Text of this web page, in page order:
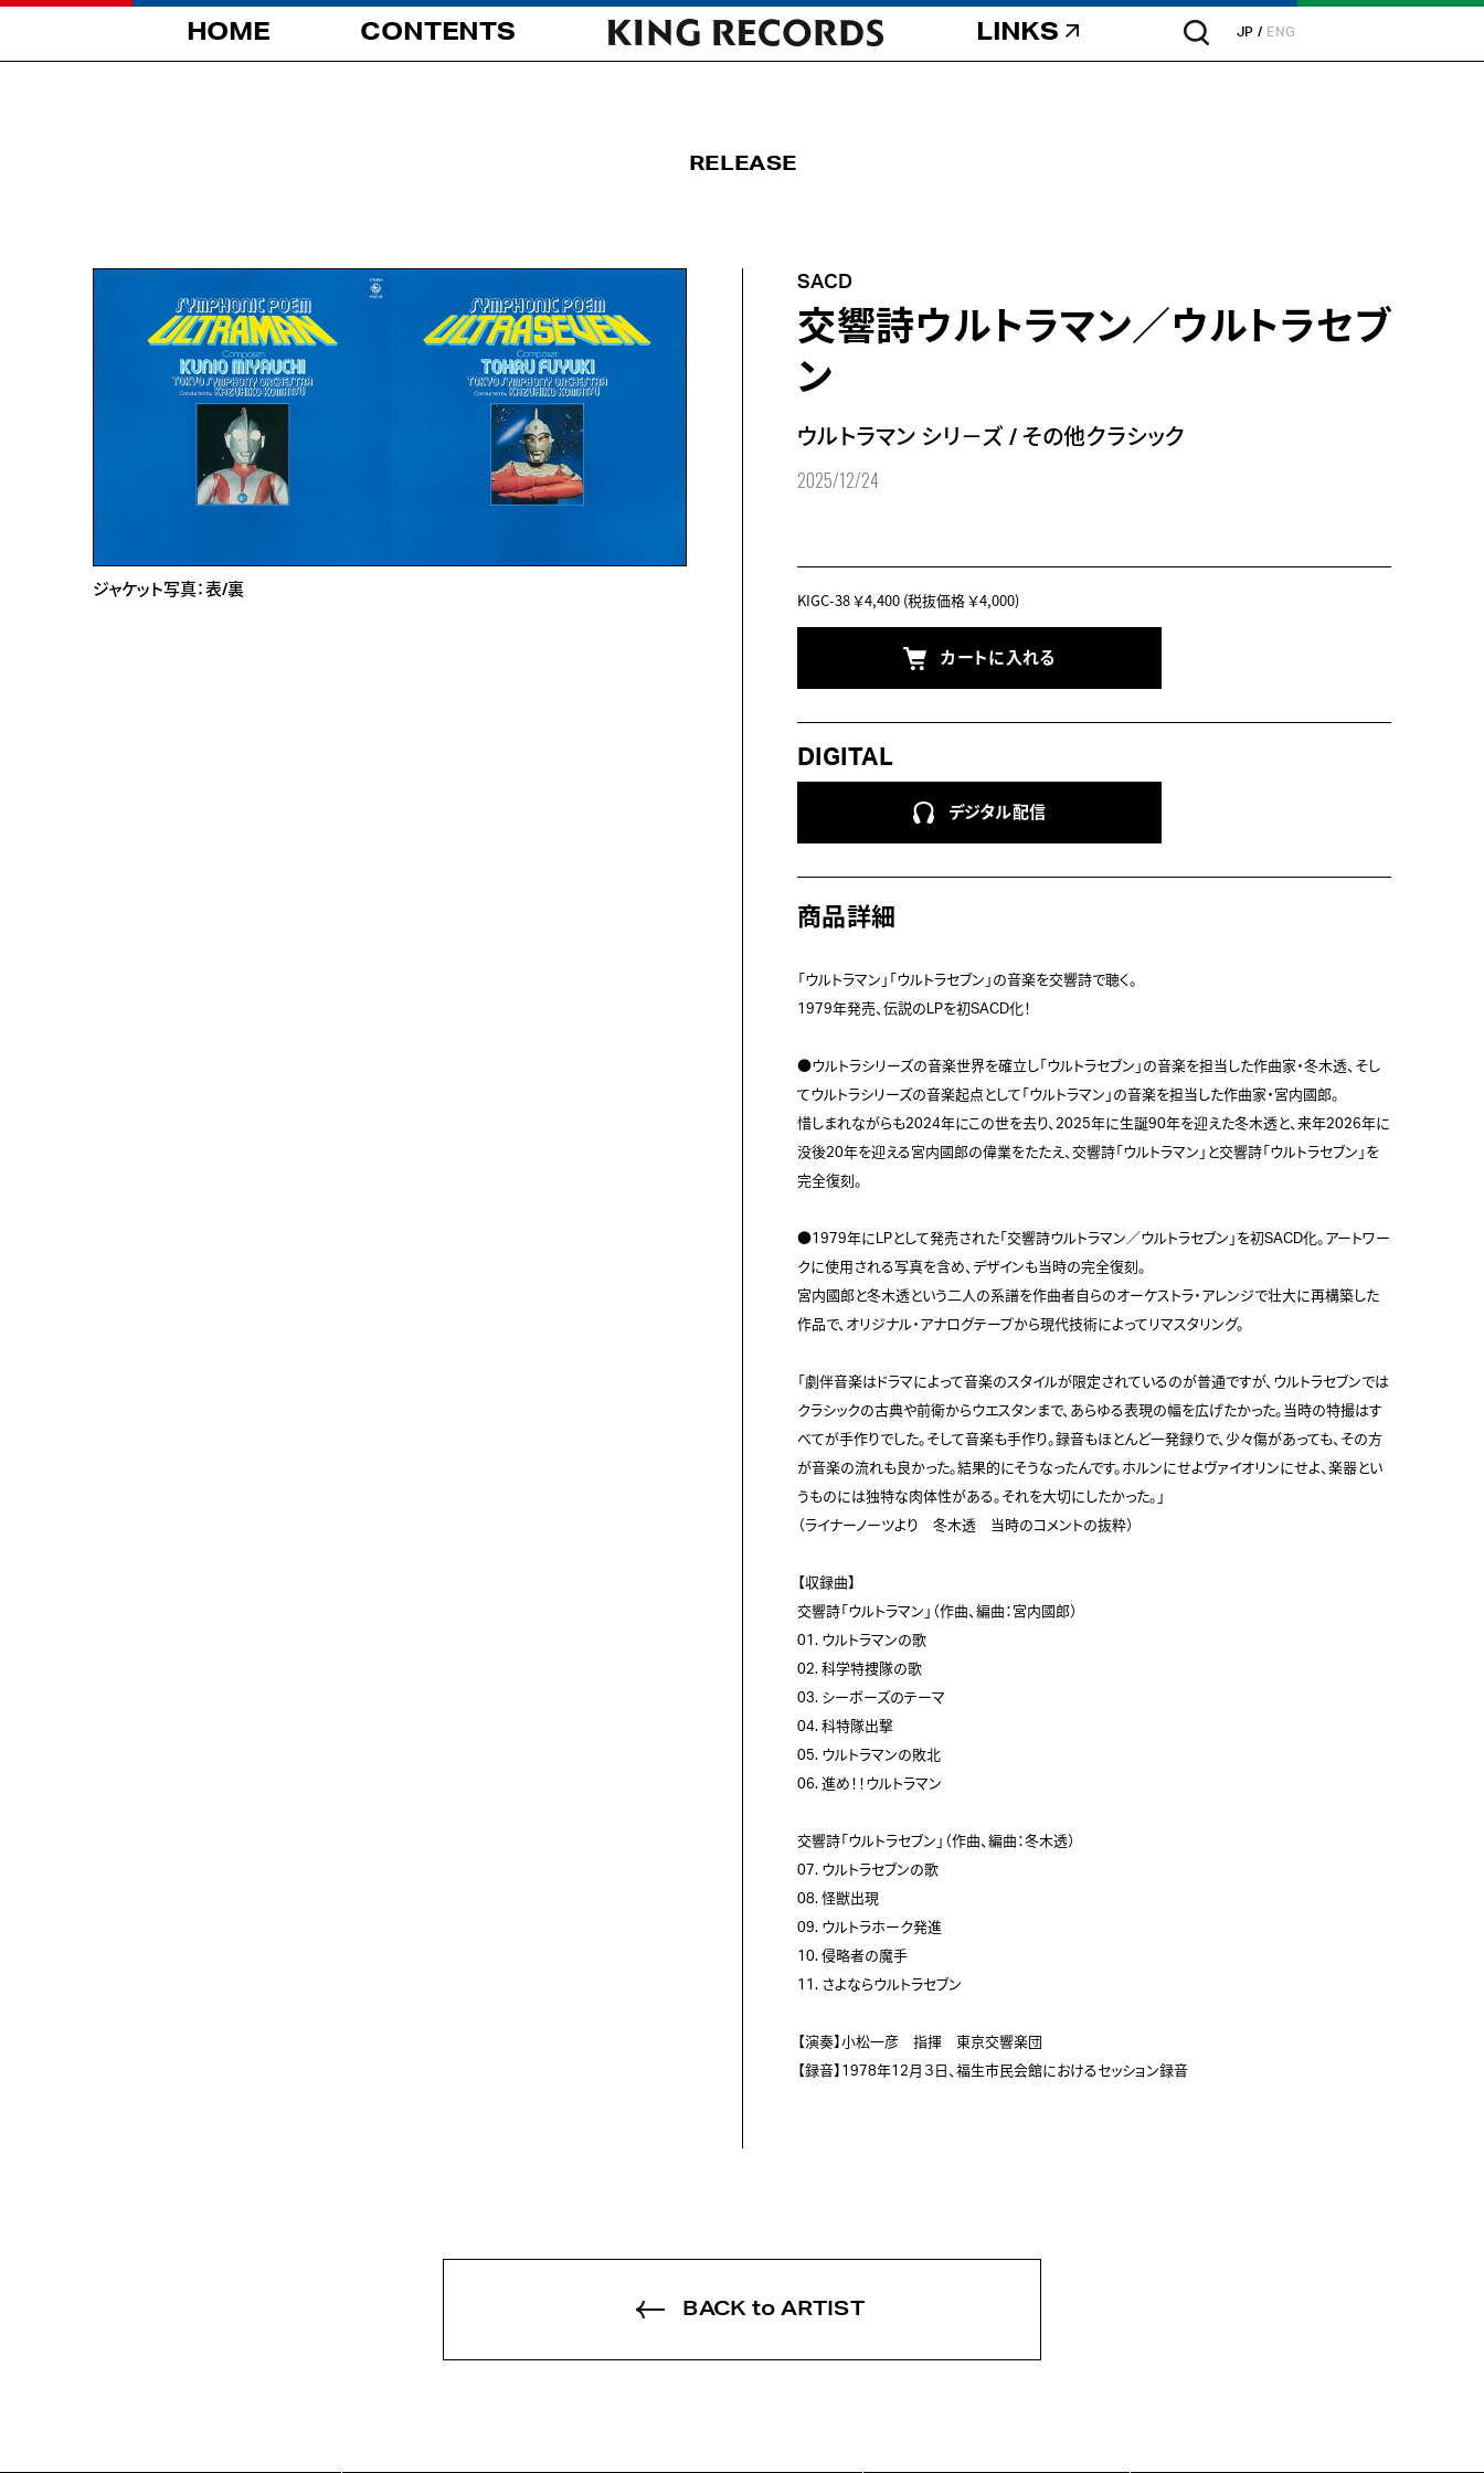
HOME CONTENTS LINKS JP ENG
RELEASE
ジャケット写真：表/裏
SACD
交響詩ウルトラマン／ウルトラセブ
ン
ウルトラマン シリ－ズ / その他クラシック
2025/12/24
KIGC-38￥4,400 (税抜価格 ￥4,000)
カートに入れる
DIGITAL
デジタル配信
商品詳細
「ウルトラマン」「ウルトラセブン」の音楽を交響詩で聴く。
1979年発売、伝説のLPを初SACD化！
●ウルトラシリーズの音楽世界を確立し「ウルトラセブン」の音楽を担当した作曲家・冬木透、そし
てウルトラシリーズの音楽起点として「ウルトラマン」の音楽を担当した作曲家・宮内國郎。
惜しまれながらも2024年にこの世を去り、2025年に生誕90年を迎えた冬木透と、来年2026年に
没後20年を迎える宮内國郎の偉業をたたえ、交響詩「ウルトラマン」と交響詩「ウルトラセブン」を
完全復刻。
●1979年にLPとして発売された「交響詩ウルトラマン／ウルトラセブン」を初SACD化。アートワー
クに使用される写真を含め、デザインも当時の完全復刻。
宮内國郎と冬木透という二人の系譜を作曲者自らのオーケストラ・アレンジで壮大に再構築した
作品で、オリジナル・アナログテープから現代技術によってリマスタリング。
「劇伴音楽はドラマによって音楽のスタイルが限定されているのが普通ですが、ウルトラセブンでは
クラシックの古典や前衛からウエスタンまで、あらゆる表現の幅を広げたかった。当時の特撮はす
べてが手作りでした。そして音楽も手作り。録音もほとんど一発録りで、少々傷があっても、その方
が音楽の流れも良かった。結果的にそうなったんです。ホルンにせよヴァイオリンにせよ、楽器とい
うものには独特な肉体性がある。それを大切にしたかった。」
（ライナーノーツより　冬木透　当時のコメントの抜粋）
【収録曲】
交響詩「ウルトラマン」（作曲、編曲：宮内國郎）
01. ウルトラマンの歌
02. 科学特捜隊の歌
03. シーボーズのテーマ
04. 科特隊出撃
05. ウルトラマンの敗北
06. 進め！！ウルトラマン
交響詩「ウルトラセブン」（作曲、編曲：冬木透）
07. ウルトラセブンの歌
08. 怪獣出現
09. ウルトラホーク発進
10. 侵略者の魔手
11. さよならウルトラセブン
【演奏】小松一彦　指揮　東京交響楽団
BACK to ARTIST